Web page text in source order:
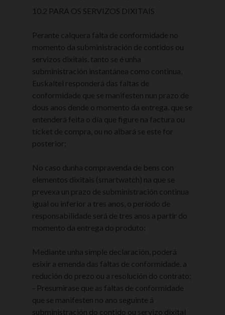
10.2 PARA OS SERVIZOS DIXITAIS
Perante calquera falta de conformidade no
momento da subministración de contidos ou
servizos dixitais, tanto se é unha
subministración instantánea como continua,
Euskaltel responderá das faltas de
conformidade que se manifesten nun prazo de
dous anos dende o momento da entrega, que se
entenderá feita o día que figure na factura ou
tícket de compra, ou no albará se este for
posterior;
No caso dunha compravenda de bens con
elementos dixitais (smartwatch) na que se
prevexa un prazo de subministración continua
igual ou inferior a tres anos, o período de
responsabilidade será de tres anos a partir do
momento da entrega do produto;
Mediante unha simple declaración, poderá
esixir a emenda das faltas de conformidade, a
redución do prezo ou a resolución do contrato;
- Presumirase que as faltas de conformidade
que se manifesten no ano seguinte á
subministración do contido ou servizo dixital